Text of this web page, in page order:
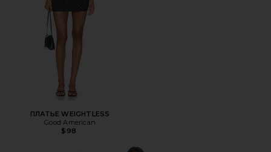
ПЛАТЬЕ WEIGHTLESS
Good American
$98